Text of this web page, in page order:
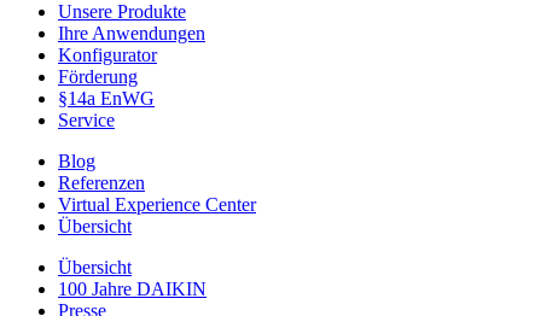
Unsere Produkte
Ihre Anwendungen
Konfigurator
Förderung
§14a EnWG
Service
Blog
Referenzen
Virtual Experience Center
Übersicht
Übersicht
100 Jahre DAIKIN
Presse